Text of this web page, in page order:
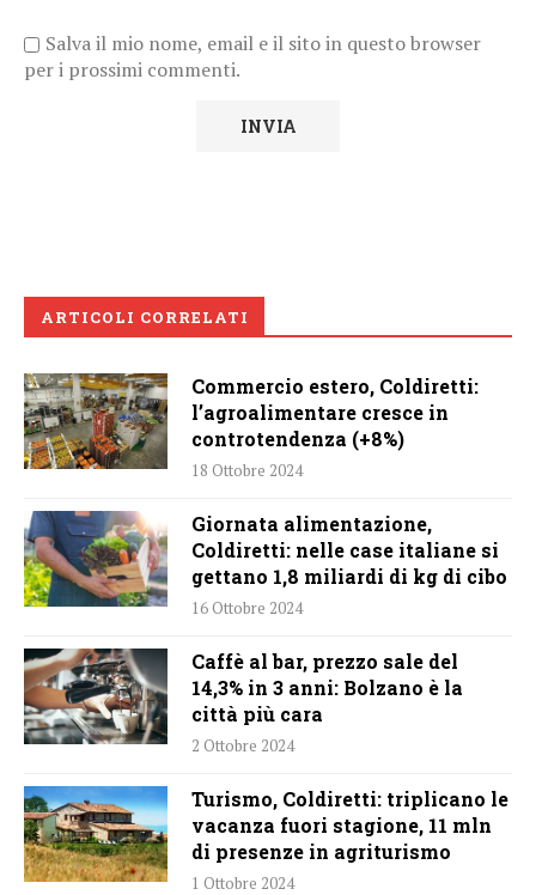
Salva il mio nome, email e il sito in questo browser
per i prossimi commenti.
ARTICOLI CORRELATI
Commercio estero, Coldiretti:
l’agroalimentare cresce in
controtendenza (+8%)
18 Ottobre 2024
Giornata alimentazione,
Coldiretti: nelle case italiane si
gettano 1,8 miliardi di kg di cibo
16 Ottobre 2024
Caffè al bar, prezzo sale del
14,3% in 3 anni: Bolzano è la
città più cara
2 Ottobre 2024
Turismo, Coldiretti: triplicano le
vacanza fuori stagione, 11 mln
di presenze in agriturismo
1 Ottobre 2024